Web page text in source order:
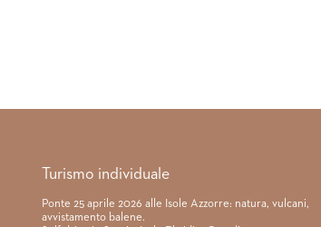
Turismo individuale
Ponte 25 aprile 2026 alle Isole Azzorre: natura, vulcani,
avvistamento balene.